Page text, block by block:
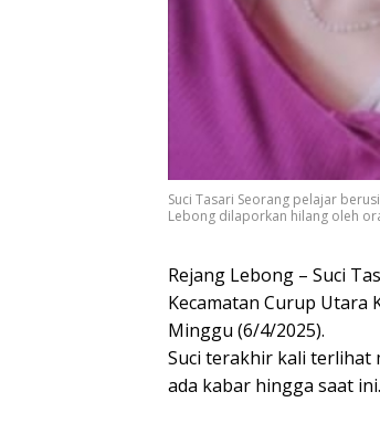
Suci Tasari Seorang pelajar
Lebong dilaporkan hilang oleh
Rejang Lebong – Suci
Kecamatan Curup Utara
Minggu (6/4/2025).
Suci terakhir kali terlihat
ada kabar hingga saat ini.